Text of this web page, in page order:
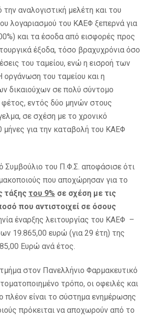
αναλογιστική μελέτη και του
λογαριασμού του ΚΑΕΦ ξεπερνά για
και τα έσοδα από εισφορές προς
έξοδα, τόσο βραχυχρόνια όσο
του ταμείου, ενώ η εισροή των
του ταμείου και η
δικαιούχων σε πολύ σύντομο
εντός δύο μηνών στους
σε σχέση με το χρονικό
μήνες για την καταβολή του ΚΑΕΦ
Συμβούλιο του Π.Φ.Σ. αποφάσισε ότι
που αποχώρησαν για το
τάξης του 9% σε σχέση με τις
που αντιστοιχεί σε όσους
έναρξης λειτουργίας του ΚΑΕΦ –
19.865,00 ευρώ (για 29 έτη) της
Ευρώ ανά έτος.
στον Πανελλήνιο Φαρμακευτικό
τρόπο, οι οφειλές και
πλέον είναι το σύστημα ενημέρωσης
πρόκειται να αποχωρούν από το